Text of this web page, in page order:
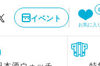
イベント
お気に入り